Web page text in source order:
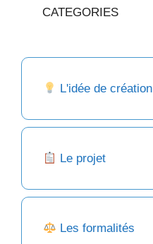
CATEGORIES
L'idée de création
Le projet
Les formalités